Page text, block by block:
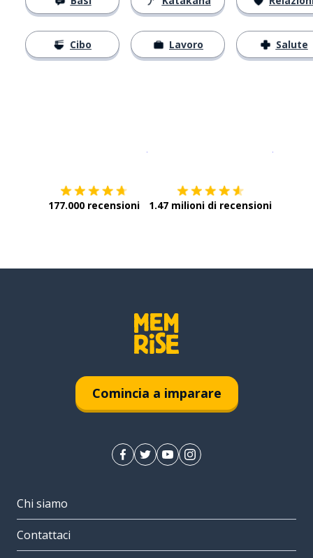
Cibo Lavoro Salute
177.000 recensioni 1.47 milioni di recensioni
Comincia a imparare
Chi siamo
Contattaci